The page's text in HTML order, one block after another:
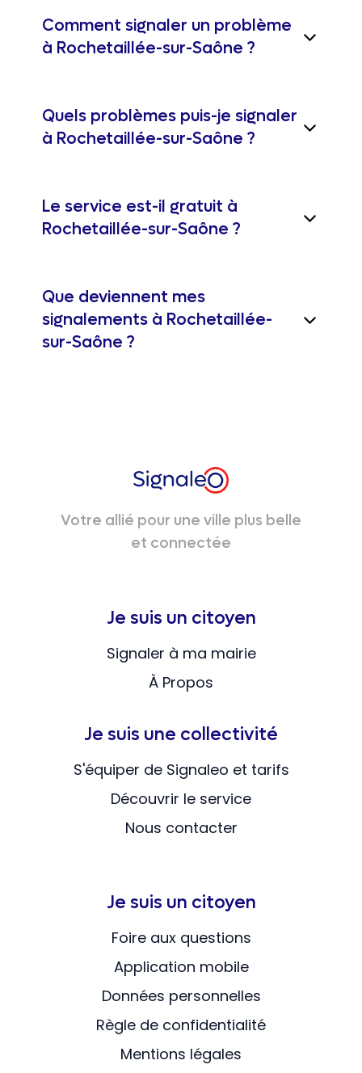
Comment signaler un problème
à Rochetaillée-sur-Saône ?
Quels problèmes puis-je signaler
à Rochetaillée-sur-Saône ?
Le service est-il gratuit à
Rochetaillée-sur-Saône ?
Que deviennent mes
signalements à Rochetaillée-
sur-Saône ?
Votre allié pour une ville plus belle
et connectée
Je suis un citoyen
Signaler à ma mairie
À Propos
Je suis une collectivité
S'équiper de Signaleo et tarifs
Découvrir le service
Nous contacter
Je suis un citoyen
Foire aux questions
Application mobile
Données personnelles
Règle de confidentialité
Mentions légales